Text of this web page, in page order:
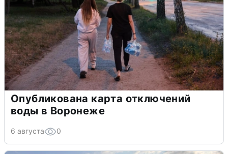
Опубликована карта отключений
воды в Воронеже
6 августа 0